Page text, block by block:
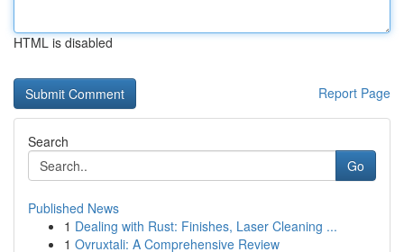
HTML is disabled
Report Page
Search
Go
Published News
1 Dealing with Rust: Finishes, Laser Cleaning ...
1 Ovruxtali: A Comprehensive Review